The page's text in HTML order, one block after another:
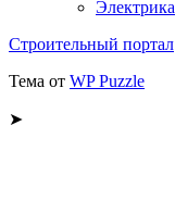
Электрика
Строительный портал
Тема от WP Puzzle
➤